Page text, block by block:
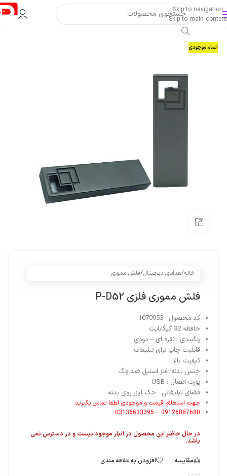
Skip to navigation
Skip to main content
اتمام موجودی
خانه/هدایای دیجیتال/فلش مموری
فلش مموری فلزی P-D52
کد محصول : 1070953
حافظه 32 گیگابایت
رنگبندی : نقره ای – دودی
قابلیت چاپ برای تبلیغات
کیفیت بالا
جنس بدنه: فلز استیل ضد زنگ
پورت اتصال : USB
فضای تبلیغاتی : حک لیزر روی بدنه
جهت استعلام قیمت و موجودی لطفا تماس بگیرید.
09126887680 – 03136633395
در حال حاضر این محصول در انبار موجود نیست و در دسترس نمی
باشد.
مقایسه افزودن به علاقه مندی